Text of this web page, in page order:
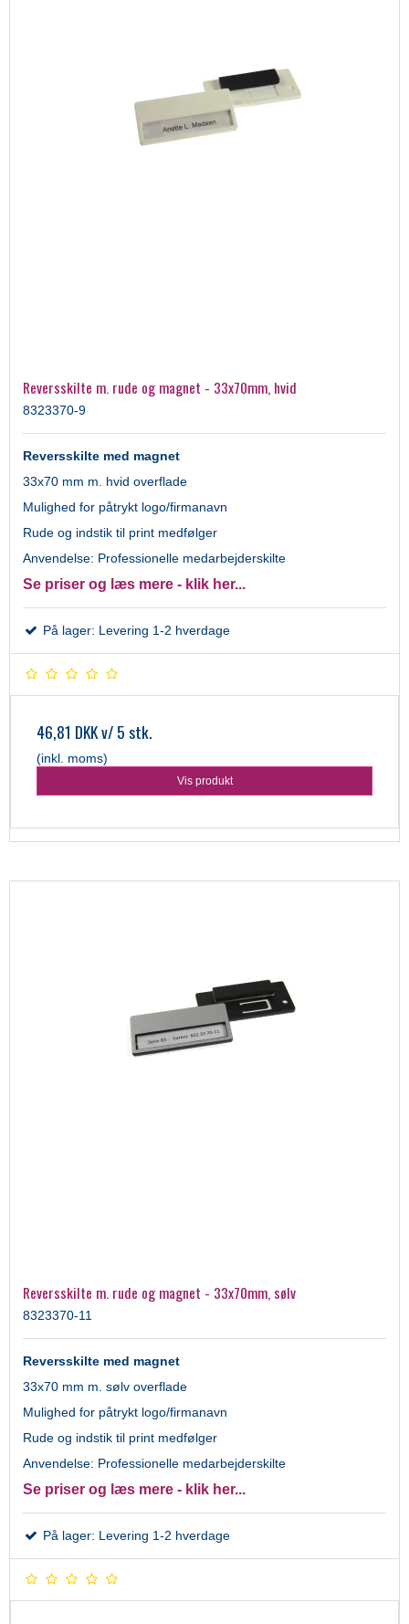
Reversskilte m. rude og magnet - 33x70mm, hvid
8323370-9
Reversskilte med magnet
33x70 mm m. hvid overflade
Mulighed for påtrykt logo/firmanavn
Rude og indstik til print medfølger
Anvendelse: Professionelle medarbejderskilte
Se priser og læs mere - klik her...
På lager: Levering 1-2 hverdage
46,81 DKKv/ 5 stk.
(inkl. moms)
Vis produkt
Reversskilte m. rude og magnet - 33x70mm, sølv
8323370-11
Reversskilte med magnet
33x70 mm m. sølv overflade
Mulighed for påtrykt logo/firmanavn
Rude og indstik til print medfølger
Anvendelse: Professionelle medarbejderskilte
Se priser og læs mere - klik her...
På lager: Levering 1-2 hverdage